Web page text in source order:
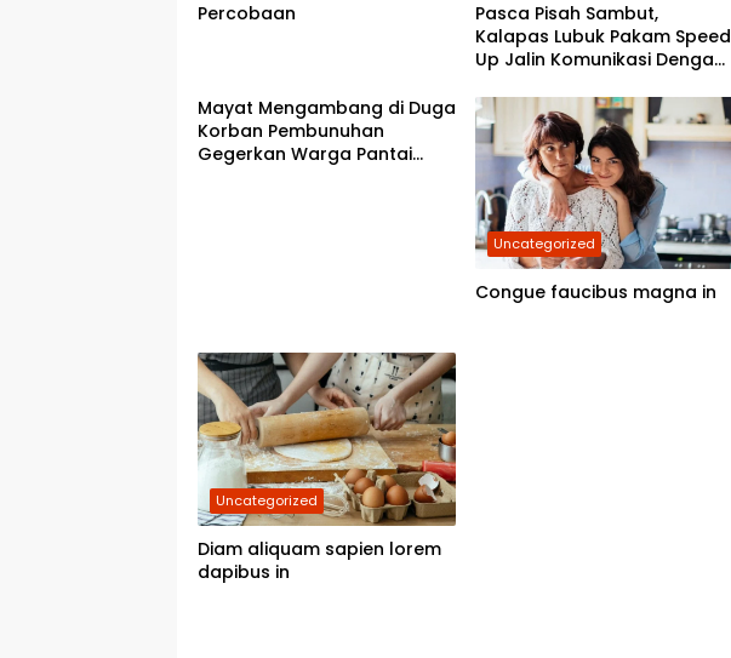
Percobaan
Pasca Pisah Sambut,
Kalapas Lubuk Pakam Speed
Up Jalin Komunikasi Dengan
Mayat Mengambang di Duga
Korban Pembunuhan
Gegerkan Warga Pantai
Uncategorized
Congue faucibus magna in
Uncategorized
Diam aliquam sapien lorem
dapibus in